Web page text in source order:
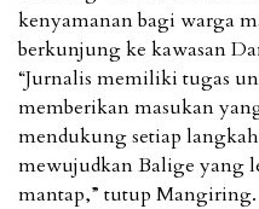
kenyamanan bagi warga
berkunjung ke kawasan
“Jurnalis memiliki tugas
memberikan masukan
mendukung setiap
mewujudkan Balige yang
mantap,” tutup Mangiring.